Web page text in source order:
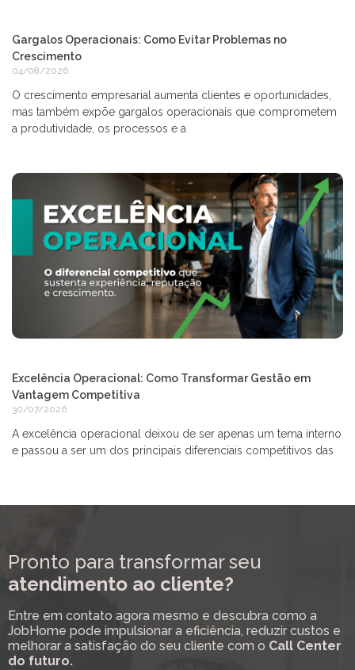
Gargalos Operacionais: Como Evitar Problemas no
Crescimento
04/08/2026
O crescimento empresarial aumenta clientes e oportunidades,
mas também expõe gargalos operacionais que comprometem
a produtividade, os processos e a
Excelência Operacional: Como Transformar Gestão em
Vantagem Competitiva
30/07/2026
A excelência operacional deixou de ser apenas um tema interno
e passou a ser um dos principais diferenciais competitivos das
Pronto para transformar seu
atendimento ao cliente?
Entre em contato agora mesmo e descubra como a
JobHome pode impulsionar a eficiência, reduzir custos e
melhorar a satisfação do seu cliente com o Call Center
do futuro.